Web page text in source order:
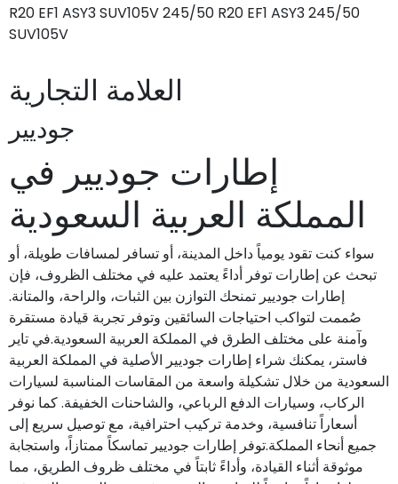
245/50 R20 EF1 ASY3 SUV105V 245/50 R20 EF1 ASY3
SUV105V
العلامة التجارية
جوديير
إطارات جوديير في
المملكة العربية السعودية
سواء كنت تقود يومياً داخل المدينة، أو تسافر لمسافات طويلة، أو
تبحث عن إطارات توفر أداءً يعتمد عليه في مختلف الظروف، فإن
إطارات جوديير تمنحك التوازن بين الثبات، والراحة، والمتانة.
صُممت لتواكب احتياجات السائقين وتوفر تجربة قيادة مستقرة
وآمنة على مختلف الطرق في المملكة العربية السعودية.في تاير
فاستر، يمكنك شراء إطارات جوديير الأصلية في المملكة العربية
السعودية من خلال تشكيلة واسعة من المقاسات المناسبة لسيارات
الركاب، وسيارات الدفع الرباعي، والشاحنات الخفيفة. كما نوفر
أسعاراً تنافسية، وخدمة تركيب احترافية، مع توصيل سريع إلى
جميع أنحاء المملكة.توفر إطارات جوديير تماسكاً ممتازاً، واستجابة
موثوقة أثناء القيادة، وأداءً ثابتاً في مختلف ظروف الطريق، مما